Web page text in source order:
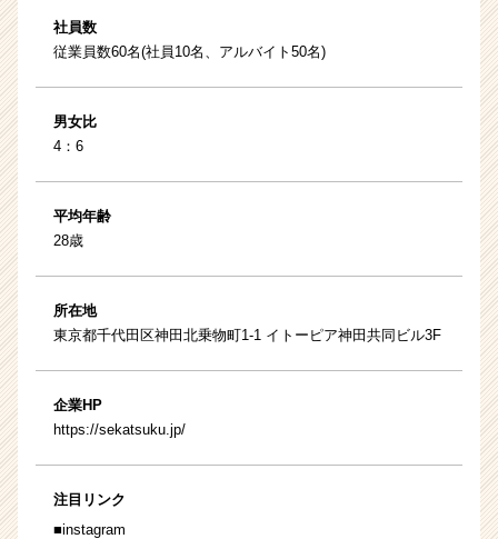
社員数
従業員数60名(社員10名、アルバイト50名)
男女比
4：6
平均年齢
28歳
所在地
東京都千代田区神田北乗物町1-1 イトーピア神田共同ビル3F
企業HP
https://sekatsuku.jp/
注目リンク
■instagram